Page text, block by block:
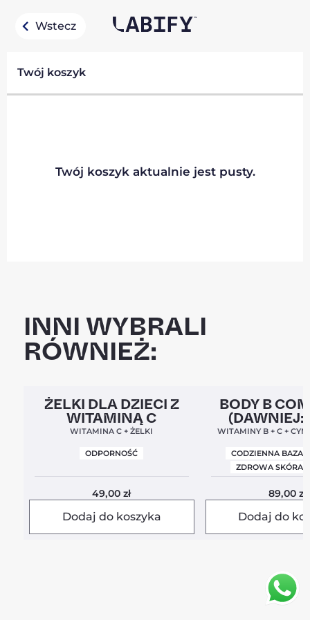
Wstecz
Twój koszyk
Twój koszyk aktualnie jest pusty.
INNI WYBRALI
RÓWNIEŻ:
Clean Label 5,0
ŻELKI DLA DZIECI Z
WITAMINĄ C
WITAMINA C + ŻELKI
ODPORNOŚĆ
49,00zł
Dodaj do koszyka
Clean Label Nowa
BODY B
(DAWNIEJ:
WITAMINY B + C +
CODZIENNA BAZA
ZDROWA SKÓRA I
89,00zł
Dodaj do